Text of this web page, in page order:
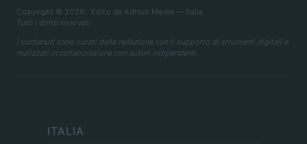
Copyright © 2026 · Edito da AdHub Media — Italia
Tutti i diritti riservati
I contenuti sono curati dalla redazione con il supporto di strumenti digitali e
realizzati in collaborazione con autori indipendenti.
ITALIA